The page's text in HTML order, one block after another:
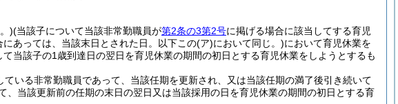
)(当該子について当該非常勤職員が第2条の3第2号に掲げる場合に該当してする育児
あっては、当該末日とされた日。以下この(ア)において同じ。)において育児休業を
当該子の1歳到達日の翌日を育児休業の期間の初日とする育児休業をしようとするも
いる非常勤職員であって、当該任期を更新され、又は当該任期の満了後引き続いて
当該更新前の任期の末日の翌日又は当該採用の日を育児休業の期間の初日とする育